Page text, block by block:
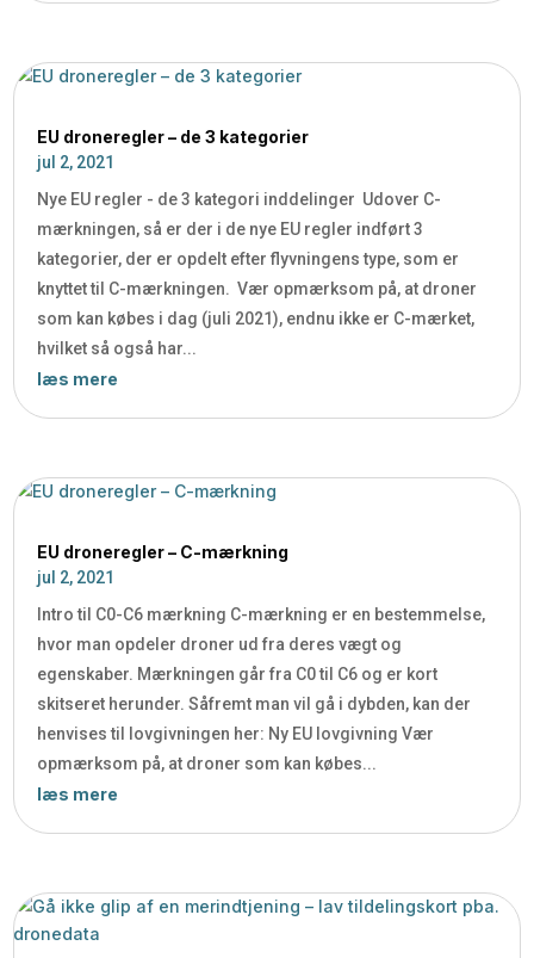
EU droneregler – de 3 kategorier
jul 2, 2021
Nye EU regler - de 3 kategori inddelinger Udover C-
mærkningen, så er der i de nye EU regler indført 3
kategorier, der er opdelt efter flyvningens type, som er
knyttet til C-mærkningen. Vær opmærksom på, at droner
som kan købes i dag (juli 2021), endnu ikke er C-mærket,
hvilket så også har...
læs mere
EU droneregler – C-mærkning
jul 2, 2021
Intro til C0-C6 mærkning C-mærkning er en bestemmelse,
hvor man opdeler droner ud fra deres vægt og
egenskaber. Mærkningen går fra C0 til C6 og er kort
skitseret herunder. Såfremt man vil gå i dybden, kan der
henvises til lovgivningen her: Ny EU lovgivning Vær
opmærksom på, at droner som kan købes...
læs mere